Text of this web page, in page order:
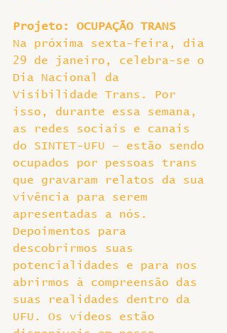
Projeto: OCUPAÇÃO TRANS
Na próxima sexta-feira, dia
29 de janeiro, celebra-se o
Dia Nacional da
Visibilidade Trans. Por
isso, durante essa semana,
as redes sociais e canais
do SINTET-UFU – estão sendo
ocupados por pessoas trans
que gravaram relatos da sua
vivência para serem
apresentadas a nós.
Depoimentos para
descobrirmos suas
potencialidades e para nos
abrirmos à compreensão das
suas realidades dentro da
UFU. Os vídeos estão